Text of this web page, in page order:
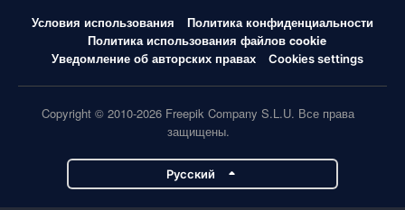
Условия использования
Политика конфиденциальности
Политика использования файлов cookie
Уведомление об авторских правах
Cookies settings
Copyright © 2010-2026 Freepik Company S.L.U. Все права
защищены.
Pусский